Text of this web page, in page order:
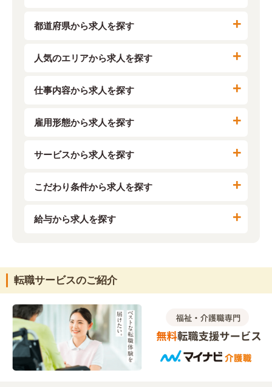
転職サービスのご紹介
都道府県から求人を探す
人気のエリアから求人を探す
仕事内容から求人を探す
雇用形態から求人を探す
サービスから求人を探す
こだわり条件から求人を探す
給与から求人を探す